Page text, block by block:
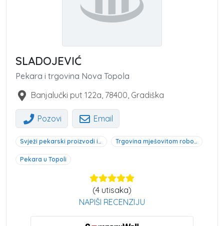
SLADOJEVIĆ
Pekara i trgovina Nova Topola
Banjalučki put 122a 78400 Gradiška
Pozovi Email
Svježi pekarski proizvodi i kolači Topola Trgovina mješovitom robom Topola
Pekara u Topoli
(4 utisaka)
NAPIŠI RECENZIJU